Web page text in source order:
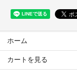
ホーム
カートを見る